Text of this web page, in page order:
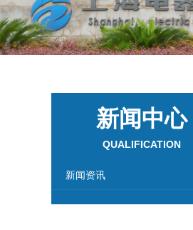
新闻中心
QUALIFICATION
新闻资讯